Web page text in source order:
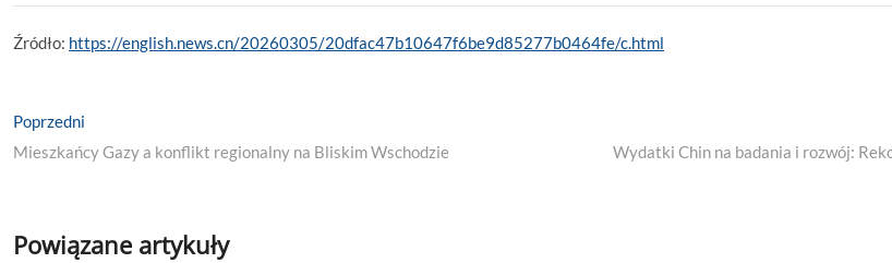
Źródło: https://english.news.cn/20260305/20dfac47b10647f6be9d85277b0464fe/c.html
Nawigacja
wpisu
Poprzedni
post:
Mieszkańcy Gazy a konflikt regionalny na Bliskim Wschodzie Wydatki Chin na badania i rozwój:
Powiązane artykuły